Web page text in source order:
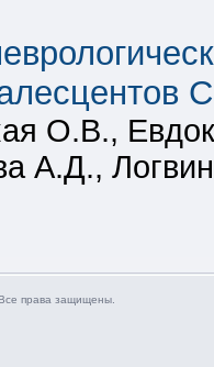
О.В.,
А.Д.,
права защищены.